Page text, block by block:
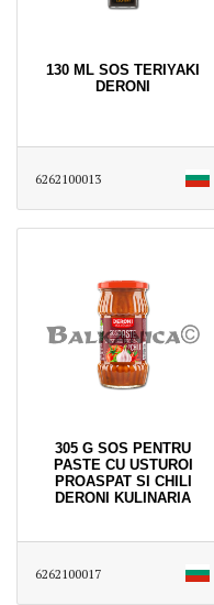
130 ML SOS TERIYAKI
DERONI
6262100013
305 G SOS PENTRU
PASTE CU USTUROI
PROASPAT SI CHILI
DERONI KULINARIA
6262100017